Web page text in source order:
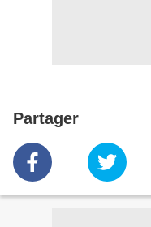
Partager